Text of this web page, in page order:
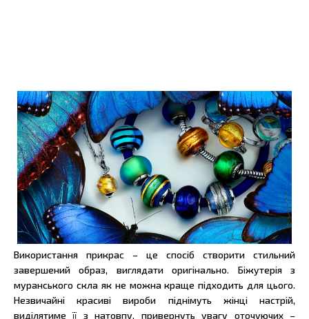
Використання прикрас – це спосіб створити стильний
завершений образ, виглядати оригінально. Біжутерія з
муранського скла як не можна краще підходить для цього.
Незвичайні красиві вироби піднімуть жінці настрій,
виділятиме її з натовпу, привернуть увагу оточуючих –